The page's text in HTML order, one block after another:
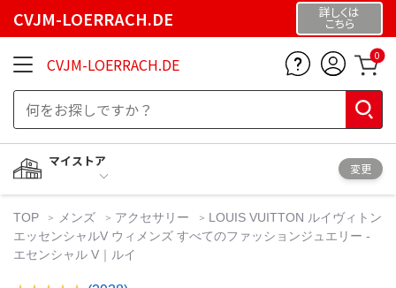
CVJM-LOERRACH.DE 詳しくは
こちら
CVJM-LOERRACH.DE 0
マイストア
変更
TOP メンズ アクセサリー
LOUIS VUITTON ルイヴィトン
エッセンシャルV ウィメンズ すべてのファッションジュエリー -
エセンシャル V｜ルイ